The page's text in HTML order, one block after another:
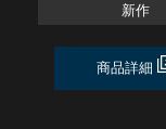
新作
商品詳細